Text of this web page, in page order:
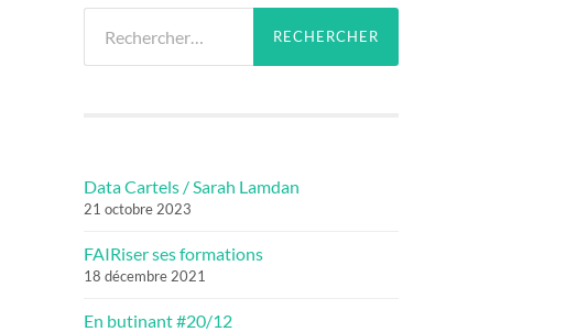
Data Cartels / Sarah Lamdan
21 octobre 2023
FAIRiser ses formations
18 décembre 2021
En butinant #20/12